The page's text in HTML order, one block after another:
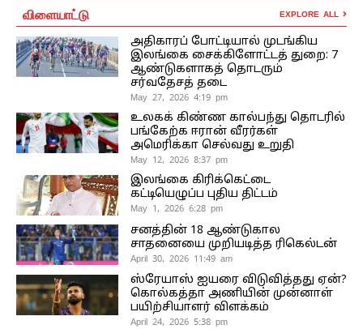
விளையாட்டு EXPLORE ALL
அதிகாரப் போட்டியால் முடங்கிய
இலங்கை சைக்கிளோட்டத் துறை: 7
ஆண்டுகளாகத் தொடரும்
சர்வதேசத் தடை
May 27, 2026 4:19 pm
உலகக் கிண்ண கால்பந்து தொடரில்
பங்கேற்க ஈரான் வீரர்கள்
அமெரிக்கா செல்வது உறுதி
May 12, 2026 8:37 pm
இலங்கை கிரிக்கெட்டை
கட்டியெழுப்ப புதிய திட்டம்
May 1, 2026 6:28 pm
சனத்தின் 18 ஆண்டுகால
சாதனையை முறியடித்த ரிகெல்டன்
April 30, 2026 11:49 am
ஸ்ரேயாஸ் ஐயரை விடுவித்தது ஏன்?
கொல்கத்தா அணியின் முன்னாள்
பயிற்சியாளர் விளக்கம்
April 24, 2026 5:38 pm